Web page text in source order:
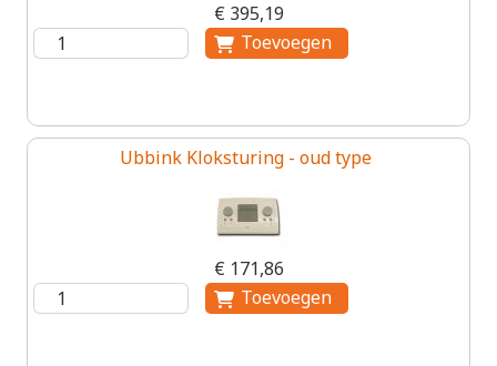
€ 395,19
Ubbink Kloksturing - oud type
€ 171,86